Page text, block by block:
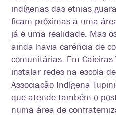
indígenas das etnias
ficam próximas a uma
já é uma realidade. Mas
ainda havia carência de
comunitárias. Em
instalar redes na escola
Associação Indígena
que atende também o
numa área de